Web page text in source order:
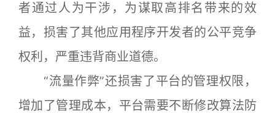
者通过人为干涉，为谋取高排名带来的效
益，损害了其他应用程序开发者的公平竞争
权利，严重违背商业道德。
“流量作弊”还损害了平台的管理权限，
增加了管理成本，平台需要不断修改算法防